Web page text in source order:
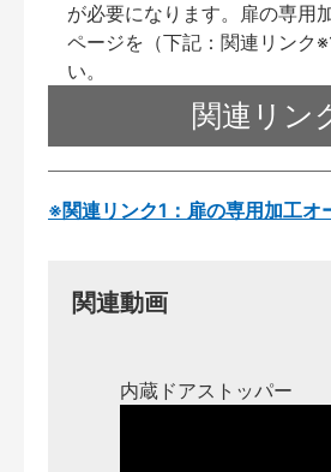
が必要になります。扉の専用
ページを（下記：関連リンク
い。
関連リン
※関連リンク1：扉の専用加工オ
関連動画
内蔵ドアストッパー